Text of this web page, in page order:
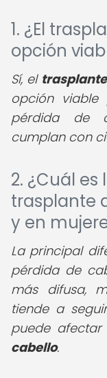
1. ¿El
opción
Sí, el
opción viable
pérdida de
cumplan con
2. ¿Cuál
trasplante
y en
La principal
pérdida de
más difusa,
tiende a
puede
cabello.